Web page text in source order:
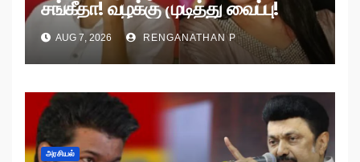
சங்கீதா! வழக்கு முடித்து வைப்பு!
AUG 7, 2026 RENGANATHAN P
அரசியல்